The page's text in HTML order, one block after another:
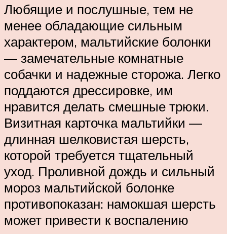
Любящие и послушные, тем не
менее обладающие сильным
характером, мальтийские болонки
— замечательные комнатные
собачки и надежные сторожа. Легко
поддаются дрессировке, им
нравится делать смешные трюки.
Визитная карточка мальтийки —
длинная шелковистая шерсть,
которой требуется тщательный
уход. Проливной дождь и сильный
мороз мальтийской болонке
противопоказан: намокшая шерсть
может привести к воспалению